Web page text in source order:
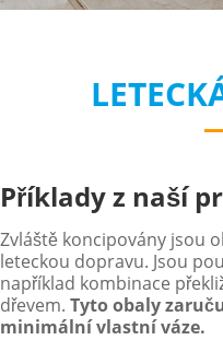
Příklady z naší
Zvláště koncipovány jsou
leteckou dopravu. Jsou
například kombinace
dřevem. Tyto obaly
minimální vlastní váze.